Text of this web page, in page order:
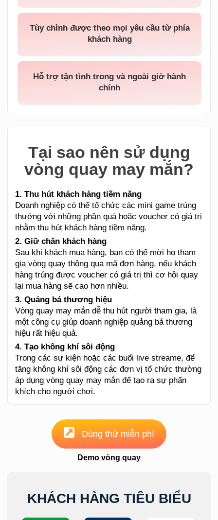
Tùy chỉnh được theo mọi yêu cầu từ phía
khách hàng
Hỗ trợ tận tình trong và ngoài giờ hành
chính
Tại sao nên sử dụng
vòng quay may mắn?
1. Thu hút khách hàng tiềm năng
Doanh nghiệp có thể tổ chức các mini game trúng
thưởng với những phần quà hoặc voucher có giá trị
nhằm thu hút khách hàng tiềm năng.
2. Giữ chân khách hàng
Sau khi khách mua hàng, bạn có thể mời họ tham
gia vòng quay thông qua mã đơn hàng, nếu khách
hàng trúng được voucher có giá trị thì cơ hội quay
lại mua hàng sẽ cao hơn nhiều.
3. Quảng bá thương hiệu
Vòng quay may mắn dễ thu hút người tham gia, là
một công cụ giúp doanh nghiệp quảng bá thương
hiệu rất hiệu quả.
4. Tạo không khí sôi động
Trong các sự kiện hoặc các buổi live streame, để
tăng không khí sôi động các đơn vị tổ chức thường
áp dụng vòng quay may mắn để tạo ra sự phấn
khích cho người chơi.
Dùng thử miễn phí
Demo vòng quay
KHÁCH HÀNG TIÊU BIỂU